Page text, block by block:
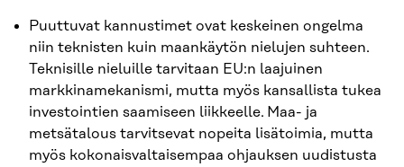
Puuttuvat kannustimet ovat keskeinen ongelma
niin teknisten kuin maankäytön nielujen suhteen.
Teknisille nieluille tarvitaan EU:n laajuinen
markkinamekanismi, mutta myös kansallista tukea
investointien saamiseen liikkeelle. Maa- ja
metsätalous tarvitsevat nopeita lisätoimia, mutta
myös kokonaisvaltaisempaa ohjauksen uudistusta